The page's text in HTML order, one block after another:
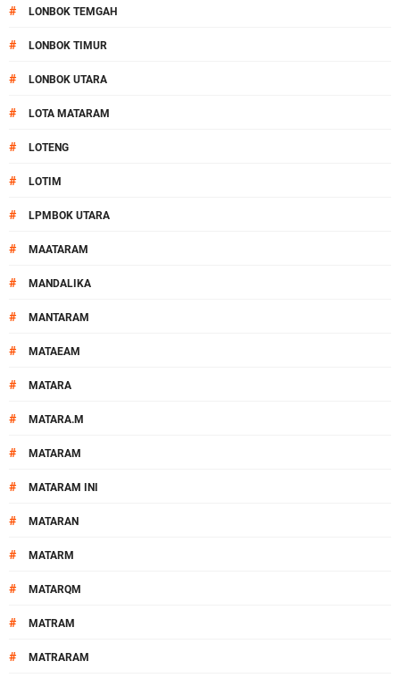
# LONBOK TEMGAH
# LONBOK TIMUR
# LONBOK UTARA
# LOTA MATARAM
# LOTENG
# LOTIM
# LPMBOK UTARA
# MAATARAM
# MANDALIKA
# MANTARAM
# MATAEAM
# MATARA
# MATARA.M
# MATARAM
# MATARAM INI
# MATARAN
# MATARM
# MATARQM
# MATRAM
# MATRARAM